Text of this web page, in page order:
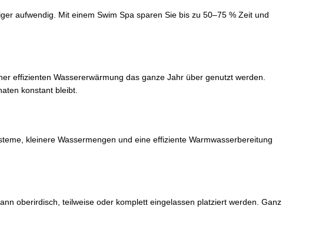
aufwendig. Mit einem Swim Spa sparen Sie bis zu 50–75 % Zeit und
effizienten Wassererwärmung das ganze Jahr über genutzt werden.
konstant bleibt.
kleinere Wassermengen und eine effiziente Warmwasserbereitung
oberirdisch, teilweise oder komplett eingelassen platziert werden. Ganz